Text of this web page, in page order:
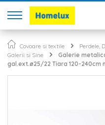
Covoare si textile
Perdele,
Galerii si Sine
Galerie
gal.ext.ø25/22 Tiara 120-240cm